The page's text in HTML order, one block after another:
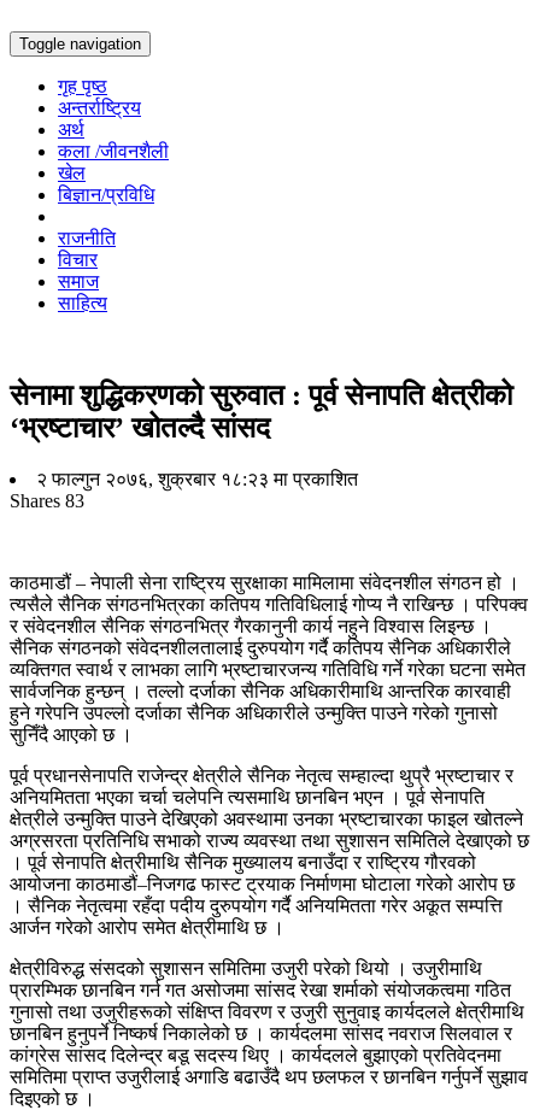
Toggle navigation
गृह पृष्ठ
अन्तर्राष्ट्रिय
अर्थ
कला /जीवनशैली
खेल
बिज्ञान/प्रविधि
राजनीति
विचार
समाज
साहित्य
सेनामा शुद्धिकरणको सुरुवात : पूर्व सेनापति क्षेत्रीको
‘भ्रष्टाचार’ खोतल्दै सांसद
२ फाल्गुन २०७६, शुक्रबार १८:२३ मा प्रकाशित
Shares 83
काठमाडौं – नेपाली सेना राष्ट्रिय सुरक्षाका मामिलामा संवेदनशील संगठन हो ।
त्यसैले सैनिक संगठनभित्रका कतिपय गतिविधिलाई गोप्य नै राखिन्छ । परिपक्व
र संवेदनशील सैनिक संगठनभित्र गैरकानुनी कार्य नहुने विश्वास लिइन्छ ।
सैनिक संगठनको संवेदनशीलतालाई दुरुपयोग गर्दै कतिपय सैनिक अधिकारीले
व्यक्तिगत स्वार्थ र लाभका लागि भ्रष्टाचारजन्य गतिविधि गर्ने गरेका घटना समेत
सार्वजनिक हुन्छन् । तल्लो दर्जाका सैनिक अधिकारीमाथि आन्तरिक कारवाही
हुने गरेपनि उपल्लो दर्जाका सैनिक अधिकारीले उन्मुक्ति पाउने गरेको गुनासो
सुनिँदै आएको छ ।
पूर्व प्रधानसेनापति राजेन्द्र क्षेत्रीले सैनिक नेतृत्व सम्हाल्दा थुप्रै भ्रष्टाचार र
अनियमितता भएका चर्चा चलेपनि त्यसमाथि छानबिन भएन । पूर्व सेनापति
क्षेत्रीले उन्मुक्ति पाउने देखिएको अवस्थामा उनका भ्रष्टाचारका फाइल खोतल्ने
अग्रसरता प्रतिनिधि सभाको राज्य व्यवस्था तथा सुशासन समितिले देखाएको छ
। पूर्व सेनापति क्षेत्रीमाथि सैनिक मुख्यालय बनाउँदा र राष्ट्रिय गौरवको
आयोजना काठमाडौं–निजगढ फास्ट ट्रयाक निर्माणमा घोटाला गरेको आरोप छ
। सैनिक नेतृत्वमा रहँदा पदीय दुरुपयोग गर्दै अनियमितता गरेर अकूत सम्पत्ति
आर्जन गरेको आरोप समेत क्षेत्रीमाथि छ ।
क्षेत्रीविरुद्ध संसदको सुशासन समितिमा उजुरी परेको थियो । उजुरीमाथि
प्रारम्भिक छानबिन गर्न गत असोजमा सांसद रेखा शर्माको संयोजकत्वमा गठित
गुनासो तथा उजुरीहरूको संक्षिप्त विवरण र उजुरी सुनुवाइ कार्यदलले क्षेत्रीमाथि
छानबिन हुनुपर्ने निष्कर्ष निकालेको छ । कार्यदलमा सांसद नवराज सिलवाल र
कांग्रेस सांसद दिलेन्द्र बडू सदस्य थिए । कार्यदलले बुझाएको प्रतिवेदनमा
समितिमा प्राप्त उजुरीलाई अगाडि बढाउँदै थप छलफल र छानबिन गर्नुपर्ने सुझाव
दिइएको छ ।